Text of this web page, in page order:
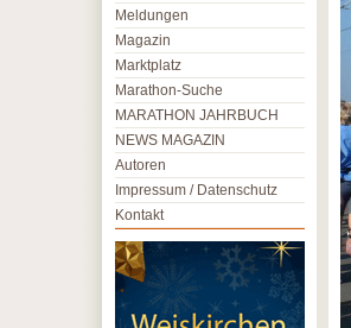
Meldungen
Magazin
Marktplatz
Marathon-Suche
MARATHON JAHRBUCH
NEWS MAGAZIN
Autoren
Impressum / Datenschutz
Kontakt